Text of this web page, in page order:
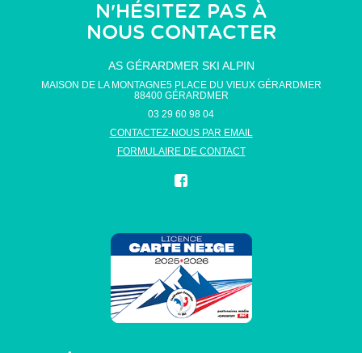
N'HÉSITEZ PAS À
NOUS CONTACTER
AS GÉRARDMER SKI ALPIN
MAISON DE LA MONTAGNE5 PLACE DU VIEUX GÉRARDMER
88400 GÉRARDMER
03 29 60 98 04
CONTACTEZ-NOUS PAR EMAIL
FORMULAIRE DE CONTACT